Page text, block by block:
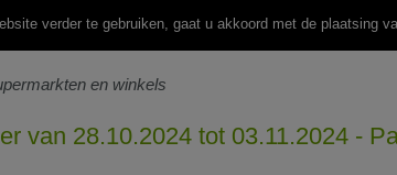
en winkels
van 28.10.2024 tot 03.11.2024 -
verder te gebruiken, gaat u akkoord met de plaatsing